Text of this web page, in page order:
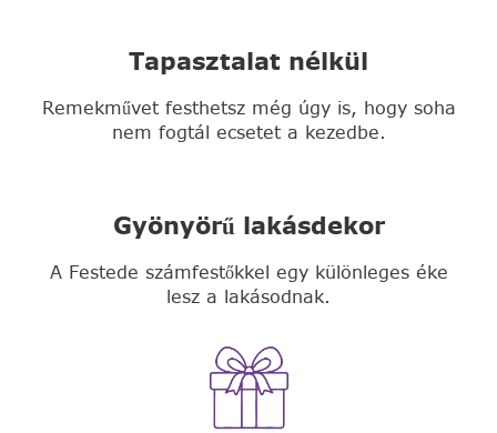
Tapasztalat nélkül
Remekművet festhetsz még úgy is, hogy soha
nem fogtál ecsetet a kezedbe.
Gyönyörű lakásdekor
A Festede számfestőkkel egy különleges éke
lesz a lakásodnak.